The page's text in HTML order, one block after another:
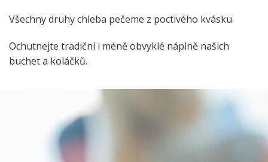
Všechny druhy chleba pečeme z poctivého kvásku.
Ochutnejte tradiční i méně obvyklé náplně našich
buchet a koláčků.